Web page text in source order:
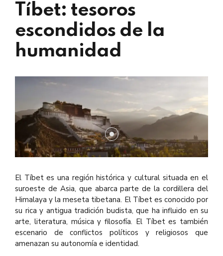
Tíbet: tesoros
escondidos de la
humanidad
El Tíbet es una región histórica y cultural situada en el
suroeste de Asia, que abarca parte de la cordillera del
Himalaya y la meseta tibetana. El Tíbet es conocido por
su rica y antigua tradición budista, que ha influido en su
arte, literatura, música y filosofía. El Tíbet es también
escenario de conflictos políticos y religiosos que
amenazan su autonomía e identidad.